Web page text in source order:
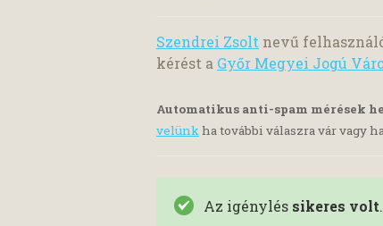
Szendrei Zsolt nevű
kérést a Győr Megyei Jogú
Automatikus anti-spam mérések
velünkha további válaszra vár vagy
Az igénylés sikeres volt.